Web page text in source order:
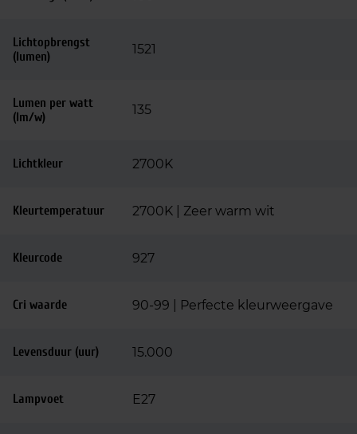
Lichtopbrengst
(lumen)
1521
Lumen per watt
(lm/w)
135
Lichtkleur 2700K
Kleurtemperatuur 2700K | Zeer warm wit
Kleurcode 927
Cri waarde 90-99 | Perfecte kleurweergave
Levensduur (uur) 15.000
Lampvoet E27